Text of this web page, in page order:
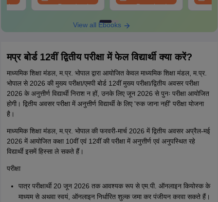
Download
Download
View all Ebooks
मप्र बोर्ड 12वीं द्वितीय परीक्षा में फेल विद्यार्थी क्या करें?
माध्यमिक शिक्षा मंडल, म.प्र. भोपाल द्वारा आयोजित केवल माध्यमिक शिक्षा मंडल, म.प्र.
भोपाल से 2026 की मुख्य परीक्षा/एमपी बोर्ड 12वीं मुख्य परीक्षा/द्वितीय अवसर परीक्षा
2026 के अनुत्तीर्ण विद्यार्थी निराश न हों, उनके लिए जून 2026 से पुनः परीक्षा आयोजित
होगी। द्वितीय अवसर परीक्षा में अनुत्तीर्ण विद्यार्थी के लिए 'रुक जाना नहीं' परीक्षा योजना
है।
माध्यमिक शिक्षा मंडल, म.प्र. भोपाल की फरवरी-मार्च 2026 में द्वितीय अवसर अप्रैल-मई
2026 में आयोजित कक्षा 10वीं एवं 12वीं की परीक्षा में अनुत्तीर्ण एवं अनुपस्थित रहे
विद्यार्थी इसमें हिस्सा ले सकते हैं।
परीक्षा
पात्र परीक्षार्थी 20 जून 2026 तक आवश्यक रूप से एम.पी. ऑनलाइन कियोस्क के
माध्यम से अथवा स्वयं, ऑनलाइन निर्धारित शुल्क जमा कर पंजीयन करवा सकते हैं।